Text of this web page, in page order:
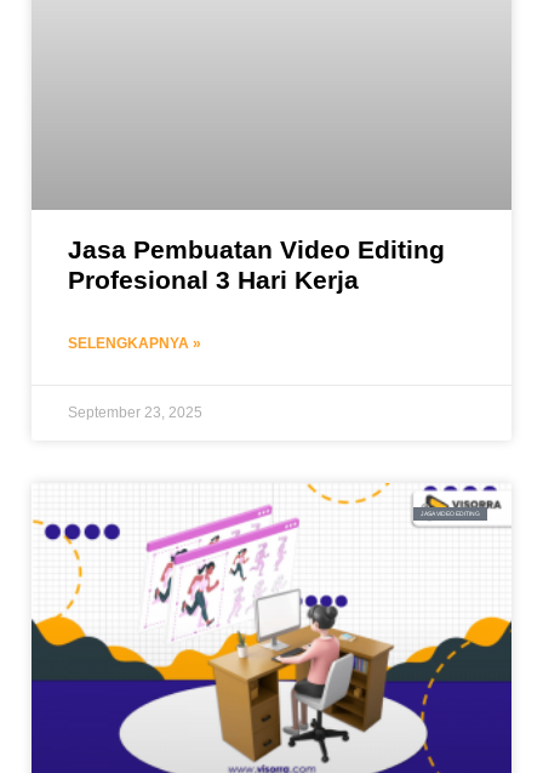
Jasa Pembuatan Video Editing
Profesional 3 Hari Kerja
SELENGKAPNYA »
September 23, 2025
JASA VIDEO EDITING